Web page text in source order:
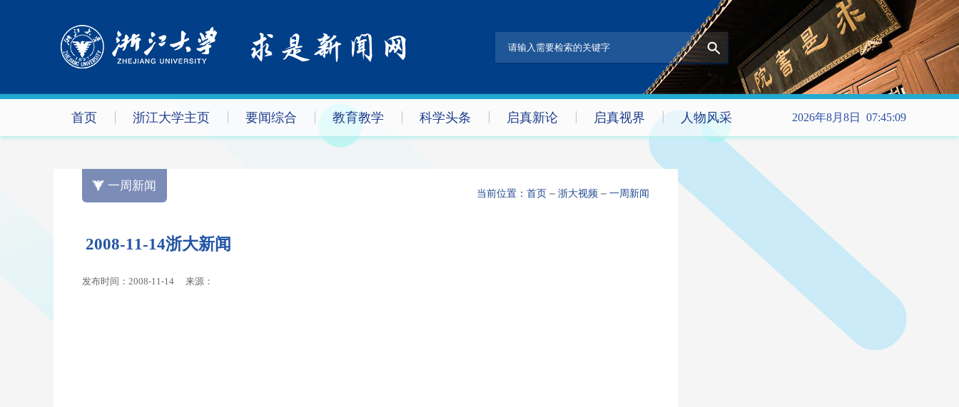
首页 浙江大学主页 要闻综合 教育教学 科学头条 启真新论 启真视界 人物风采 2026年8月8日 07:45:09
一周新闻
当前位置： 首页 浙大视频 一周新闻
2008-11-14浙大新闻
发布时间：2008-11-14 来源：